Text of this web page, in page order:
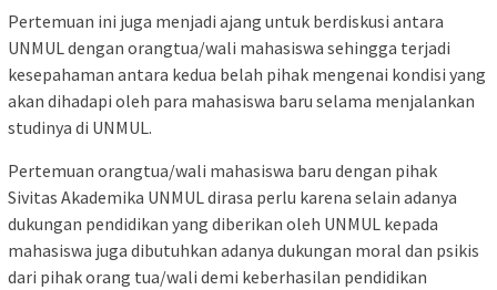
Pertemuan ini juga menjadi ajang untuk berdiskusi antara
UNMUL dengan orangtua/wali mahasiswa sehingga terjadi
kesepahaman antara kedua belah pihak mengenai kondisi yang
akan dihadapi oleh para mahasiswa baru selama menjalankan
studinya di UNMUL.
Pertemuan orangtua/wali mahasiswa baru dengan pihak
Sivitas Akademika UNMUL dirasa perlu karena selain adanya
dukungan pendidikan yang diberikan oleh UNMUL kepada
mahasiswa juga dibutuhkan adanya dukungan moral dan psikis
dari pihak orang tua/wali demi keberhasilan pendidikan